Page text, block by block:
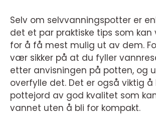
Selv om selvvanningspotter er
det et par praktiske tips som
for å få mest mulig ut av dem.
vær sikker på at du fyller
etter anvisningen på potten, og
overfylle det. Det er også viktig å
pottejord av god kvalitet som
vannet uten å bli for kompakt.